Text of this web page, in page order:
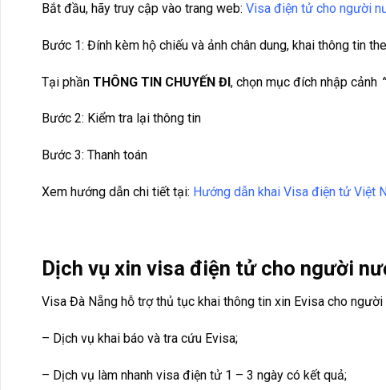
Bắt đầu, hãy truy cập vào trang web: Visa điện tử cho người
Bước 1: Đính kèm hộ chiếu và ảnh chân dung, khai thông tin
Tại phần THÔNG TIN CHUYẾN ĐI, chọn mục đích nhập cảnh
Bước 2: Kiểm tra lại thông tin
Bước 3: Thanh toán
Xem hướng dẫn chi tiết tại: Hướng dẫn khai Visa điện tử Việt
Dịch vụ xin visa điện tử cho người
Visa Đà Nẵng hỗ trợ thủ tục khai thông tin xin Evisa cho
– Dịch vụ khai báo và tra cứu Evisa;
– Dịch vụ làm nhanh visa điện tử 1 – 3 ngày có kết quả;